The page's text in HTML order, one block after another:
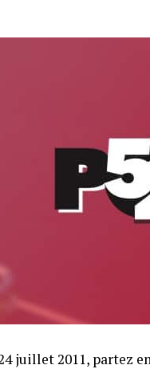
juillet 2011, partez